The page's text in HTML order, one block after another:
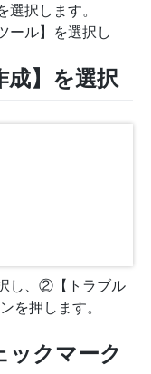
択します。
ール】を選択し
成】を選択
し、②【トラブル
を押します。
ックマーク